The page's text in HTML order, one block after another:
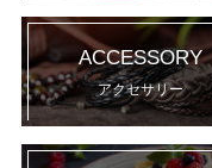
ACCESSORY
アクセサリー